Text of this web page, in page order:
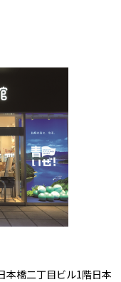
本橋二丁目ビル1階日本